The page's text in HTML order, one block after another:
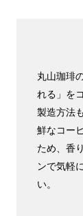
丸山珈琲
れる」を
製造方法
鮮なコー
ため、香
ンで気軽
い。